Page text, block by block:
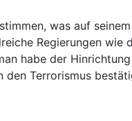
was auf
Regierungen
habe der
den Terrorismus